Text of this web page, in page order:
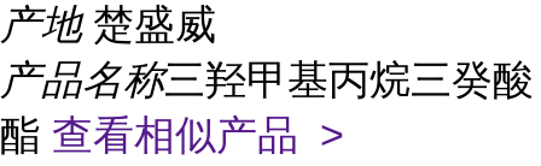
产地 楚盛威
产品名称三羟甲基丙烷三癸酸
酯 查看相似产品 >